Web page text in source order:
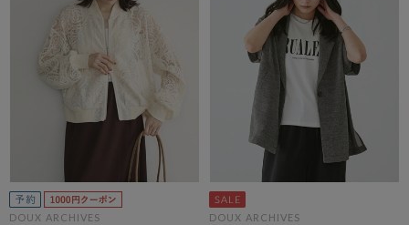
DOUX ARCHIVES DOUX ARCHIVES